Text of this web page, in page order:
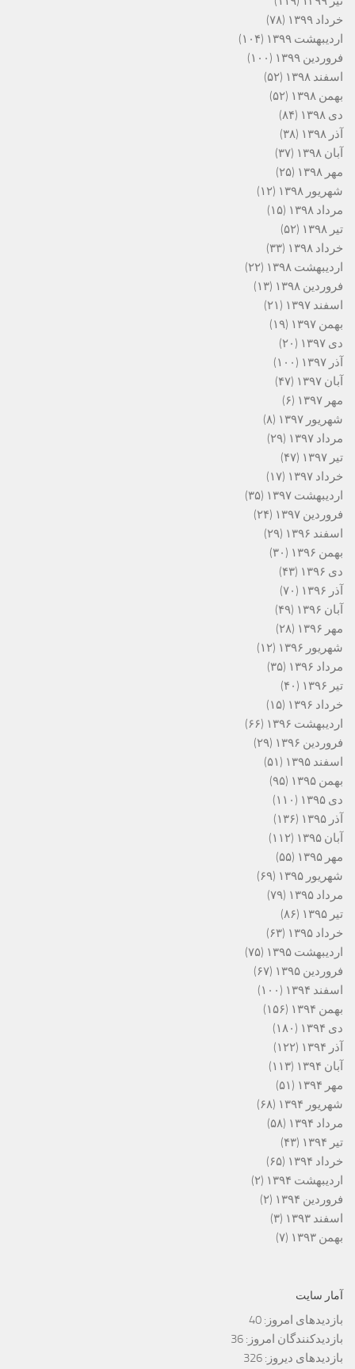
خرداد ۱۳۹۹
(۷۸)
اردیبهشت ۱۳۹۹
(۱۰۴)
فروردین ۱۳۹۹
(۱۰۰)
اسفند ۱۳۹۸
(۵۲)
بهمن ۱۳۹۸
(۵۲)
دی ۱۳۹۸
(۸۴)
آذر ۱۳۹۸
(۳۸)
آبان ۱۳۹۸
(۳۷)
مهر ۱۳۹۸
(۲۵)
شهریور ۱۳۹۸
(۱۲)
مرداد ۱۳۹۸
(۱۵)
تیر ۱۳۹۸
(۵۲)
خرداد ۱۳۹۸
(۳۳)
اردیبهشت ۱۳۹۸
(۲۲)
فروردین ۱۳۹۸
(۱۳)
اسفند ۱۳۹۷
(۲۱)
بهمن ۱۳۹۷
(۱۹)
دی ۱۳۹۷
(۲۰)
آذر ۱۳۹۷
(۱۰۰)
آبان ۱۳۹۷
(۴۷)
مهر ۱۳۹۷
(۶)
شهریور ۱۳۹۷
(۸)
مرداد ۱۳۹۷
(۲۹)
تیر ۱۳۹۷
(۴۷)
خرداد ۱۳۹۷
(۱۷)
اردیبهشت ۱۳۹۷
(۳۵)
فروردین ۱۳۹۷
(۲۴)
اسفند ۱۳۹۶
(۲۹)
بهمن ۱۳۹۶
(۳۰)
دی ۱۳۹۶
(۴۳)
آذر ۱۳۹۶
(۷۰)
آبان ۱۳۹۶
(۴۹)
مهر ۱۳۹۶
(۲۸)
شهریور ۱۳۹۶
(۱۲)
مرداد ۱۳۹۶
(۳۵)
تیر ۱۳۹۶
(۴۰)
خرداد ۱۳۹۶
(۱۵)
اردیبهشت ۱۳۹۶
(۶۶)
فروردین ۱۳۹۶
(۲۹)
اسفند ۱۳۹۵
(۵۱)
بهمن ۱۳۹۵
(۹۵)
دی ۱۳۹۵
(۱۱۰)
آذر ۱۳۹۵
(۱۳۶)
آبان ۱۳۹۵
(۱۱۲)
مهر ۱۳۹۵
(۵۵)
شهریور ۱۳۹۵
(۶۹)
مرداد ۱۳۹۵
(۷۹)
تیر ۱۳۹۵
(۸۶)
خرداد ۱۳۹۵
(۶۳)
اردیبهشت ۱۳۹۵
(۷۵)
فروردین ۱۳۹۵
(۶۷)
اسفند ۱۳۹۴
(۱۰۰)
بهمن ۱۳۹۴
(۱۵۶)
دی ۱۳۹۴
(۱۸۰)
آذر ۱۳۹۴
(۱۲۲)
آبان ۱۳۹۴
(۱۱۳)
مهر ۱۳۹۴
(۵۱)
شهریور ۱۳۹۴
(۶۸)
مرداد ۱۳۹۴
(۵۸)
تیر ۱۳۹۴
(۴۳)
خرداد ۱۳۹۴
(۶۵)
اردیبهشت ۱۳۹۴
(۲)
فروردین ۱۳۹۴
(۲)
اسفند ۱۳۹۳
(۳)
بهمن ۱۳۹۳
(۷)
آمار سایت
بازدیدهای امروز: 40
بازدیدکنندگان امروز: 36
بازدیدهای دیروز: 326